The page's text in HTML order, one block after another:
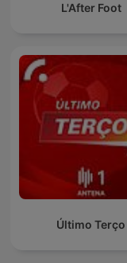
L'After Foot
Último Terço